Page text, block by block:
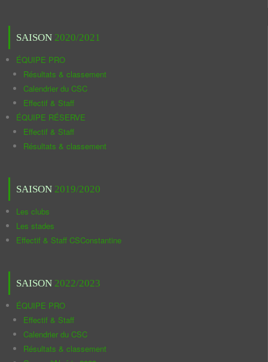
SAISON 2020/2021
ÉQUIPE PRO
Résultats & classement
Calendrier du CSC
Effectif & Staff
ÉQUIPE RÉSERVE
Effectif & Staff
Résultats & classement
SAISON 2019/2020
Les clubs
Les stades
Effectif & Staff CSConstantine
SAISON 2022/2023
ÉQUIPE PRO
Effectif & Staff
Calendrier du CSC
Résultats & classement